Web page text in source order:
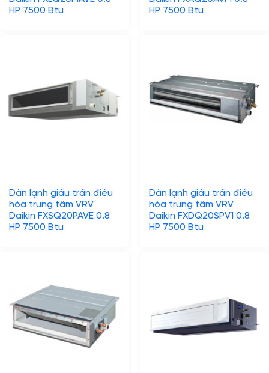
HP 7500 Btu
HP 7500 Btu
Dàn lạnh giấu trần điều
hòa trung tâm VRV
Daikin FXSQ20PAVE 0.8
HP 7500 Btu
Dàn lạnh giấu trần điều
hòa trung tâm VRV
Daikin FXDQ20SPV1 0.8
HP 7500 Btu